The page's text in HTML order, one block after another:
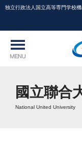
独立行政法人国立高等専門学校
國立聯合
National United University